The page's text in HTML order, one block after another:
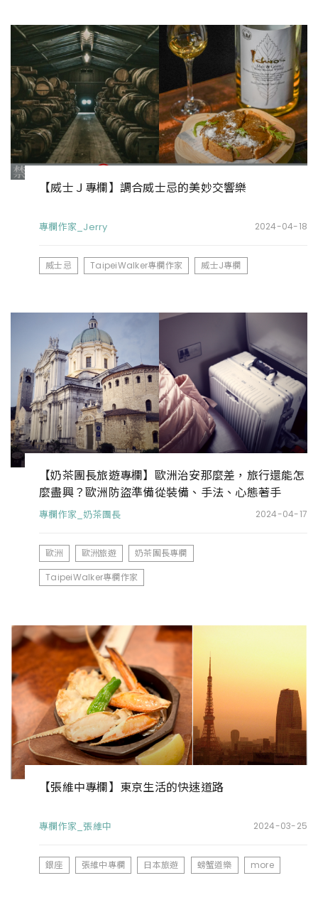
【威士Ｊ專欄】調合威士忌的美妙交響樂
專欄作家_Jerry 2024-04-18
威士忌 TaipeiWalker專欄作家 威士J專欄
【奶茶團長旅遊專欄】歐洲治安那麼差，旅行還能怎
麼盡興？歐洲防盜準備從裝備、手法、心態著手
專欄作家_奶茶團長 2024-04-17
歐洲 歐洲旅遊
奶茶團長專欄
TaipeiWalker專欄作家
【張維中專欄】東京生活的快速道路
專欄作家_張維中 2024-03-25
銀座 張維中專欄 日本旅遊 螃蟹道樂 more